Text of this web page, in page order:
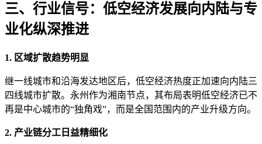
三、行业信号：低空经济发展向内陆与专
业化纵深推进
1. 区域扩散趋势明显
继一线城市和沿海发达地区后，低空经济热度正加速向内陆三
四线城市扩散。永州作为湘南节点，其布局表明低空经济已不
再是中心城市的“独角戏”，而是全国范围内的产业升级方向。
2. 产业链分工日益精细化